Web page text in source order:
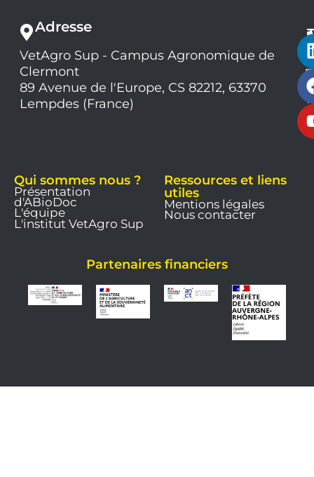
Adresse
VetAgro Sup - Campus Agronomique de
Clermont
89 Avenue de l'Europe, CS 82212, 63370
Lempdes (France)
Qui sommes nous ?
Présentation
d'ABioDoc
L'équipe
L'institut VetAgro Sup
Ressources et liens
utiles
Mentions légales
Nous contacter
Partenaires financiers